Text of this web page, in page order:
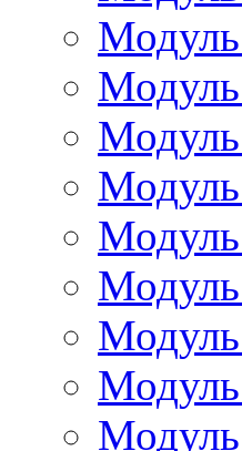
Модуль
Модуль